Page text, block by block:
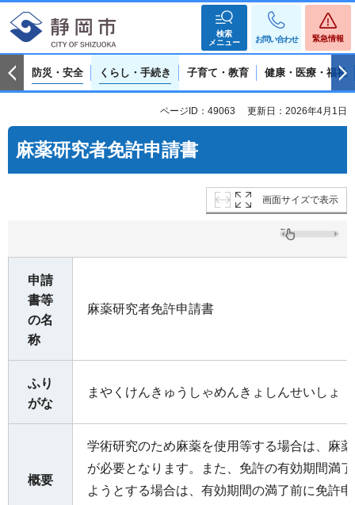
検索
メニュー
お問い合わせ 緊急情報
防災・安全 くらし・手続き 子育て・教育 健康・医療・福祉
ページID：49063 更新日：2026年4月1日
麻薬研究者免許申請書
画面サイズで表示
申請
書等
の名
称
麻薬研究者免許申請書
ふり
がな
まやくけんきゅうしゃめんきょしんせいしょ
概要
学術研究のため麻薬を使用等する場合は、麻
が必要となります。また、免許の有効期間満
ようとする場合は、有効期間の満了前に免許